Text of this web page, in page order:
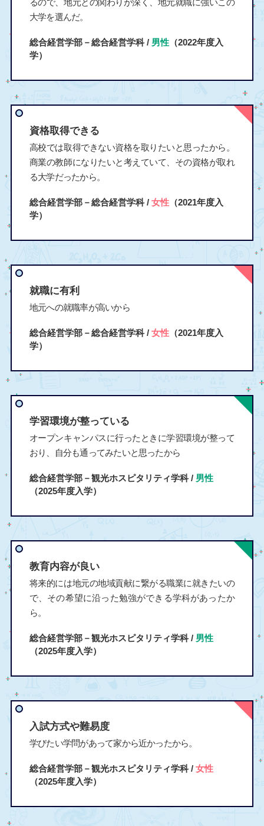
大学を選んだ。
総合経営学部－総合経営学科 / 男性（2022年度入
学）
資格取得できる
高校では取得できない資格を取りたいと思ったから。
商業の教師になりたいと考えていて、その資格が取れ
る大学だったから。
総合経営学部－総合経営学科 / 女性（2021年度入
学）
就職に有利
地元への就職率が高いから
総合経営学部－総合経営学科 / 女性（2021年度入
学）
学習環境が整っている
オープンキャンパスに行ったときに学習環境が整って
おり、自分も通ってみたいと思ったから
総合経営学部－観光ホスピタリティ学科 / 男性
（2025年度入学）
教育内容が良い
将来的には地元の地域貢献に繋がる職業に就きたいの
で、その希望に沿った勉強ができる学科があったか
ら。
総合経営学部－観光ホスピタリティ学科 / 男性
（2025年度入学）
入試方式や難易度
学びたい学問があって家から近かったから。
総合経営学部－観光ホスピタリティ学科 / 女性
（2025年度入学）